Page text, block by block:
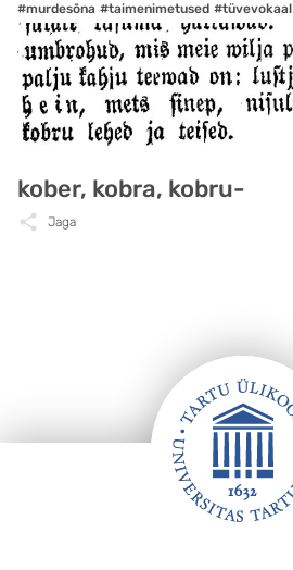
#murdesõna #taimenimetused #tüvevokaal
kober, kobra, kobru-
Jaga